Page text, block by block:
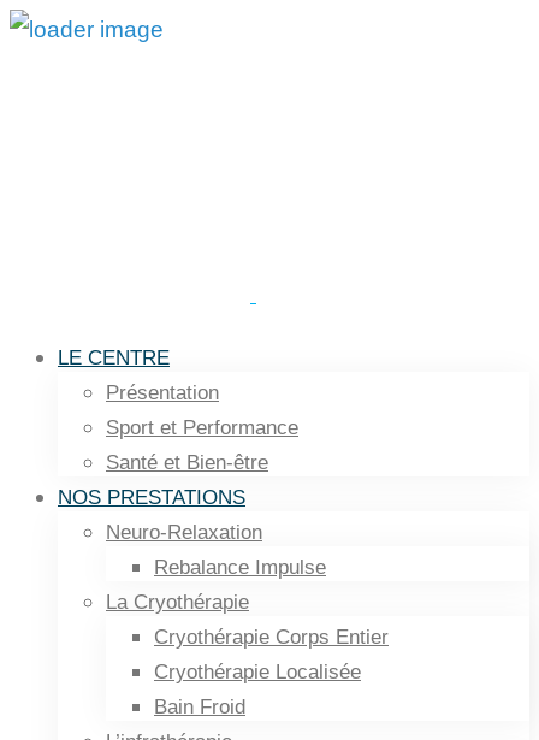
LE CENTRE
Présentation
Sport et Performance
Santé et Bien-être
NOS PRESTATIONS
Neuro-Relaxation
Rebalance Impulse
La Cryothérapie
Cryothérapie Corps Entier
Cryothérapie Localisée
Bain Froid